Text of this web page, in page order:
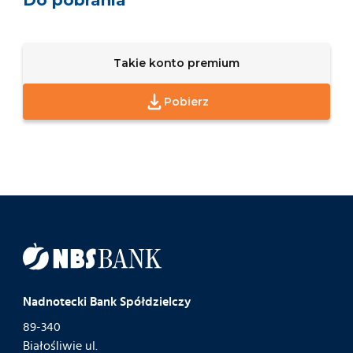
Takie konto premium
Pobierz
Nadnotecki Bank Spółdzielczy
89-340
Białośliwie ul.